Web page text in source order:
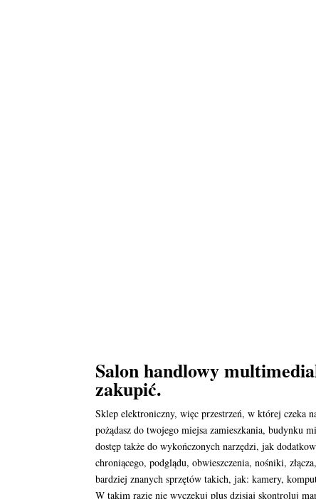
Salon handlowy
zakupić.
Sklep elektroniczny, więc przestrzeń, w której czeka
pożądasz do twojego miejsa zamieszkania, budynku
dostęp także do wykończonych narzędzi, jak
chroniącego, podglądu, obwieszczenia, nośniki,
bardziej znanych sprzętów takich, jak: kamery,
W takim razie nie wyczekuj plus dzisiaj skontroluj